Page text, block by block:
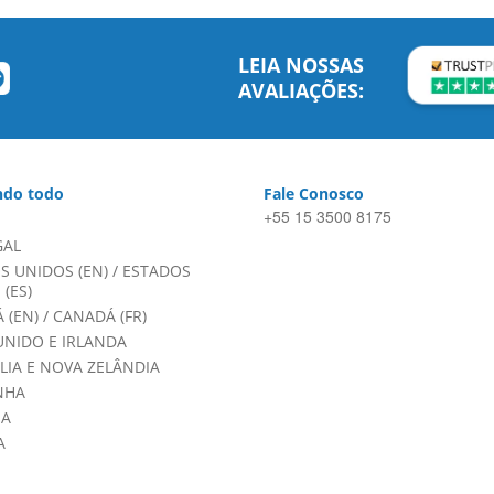
LEIA NOSSAS
AVALIAÇÕES:
todo
UNIDOS (EN)/ ESTADOS
(EN)/ CANADÁ (FR)
E IRLANDA
E NOVA ZELÂNDIA
Fale Conosco
+55 15 3500 8175